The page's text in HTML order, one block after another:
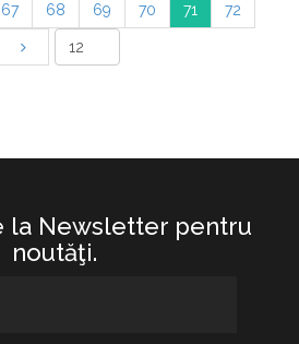
67 68 69 70 71 72
la Newsletter pentru
noutăţi.